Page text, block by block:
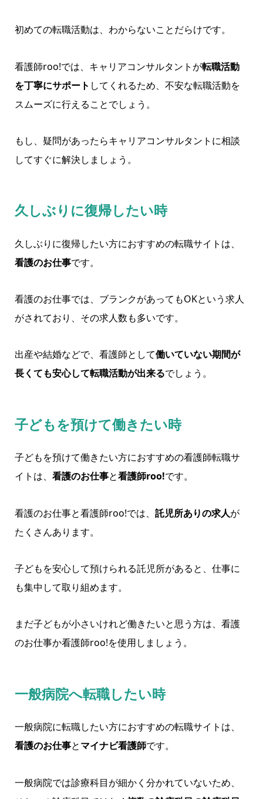
初めての転職活動は、わからないことだらけです。
看護師roo!では、キャリアコンサルタントが転職活動
を丁寧にサポート してくれるため、不安な転職活動を
スムーズに行えることでしょう。
もし、疑問があったらキャリアコンサルタントに相談
してすぐに解決しましょう。
久しぶりに復帰したい時
久しぶりに復帰したい方におすすめの転職サイトは、
看護のお仕事です。
看護のお仕事では、ブランクがあってもOKという求人
がされており、その求人数も多いです。
出産や結婚などで、看護師として働いていない期間が
長くても安心して転職活動が出来るでしょう。
子どもを預けて働きたい時
子どもを預けて働きたい方におすすめの看護師転職サ
イトは、 看護のお仕事と看護師roo!です。
看護のお仕事と看護師roo!では、 託児所ありの求人が
たくさんあります。
子どもを安心して預けられる託児所があると、仕事に
も集中して取り組めます。
まだ子どもが小さいけれど働きたいと思う方は、看護
のお仕事か看護師roo!を使用しましょう。
一般病院へ転職したい時
一般病院に転職したい方におすすめの転職サイトは、
看護のお仕事とマイナビ看護師です。
一般病院では診療科目が細かく分かれていないため、